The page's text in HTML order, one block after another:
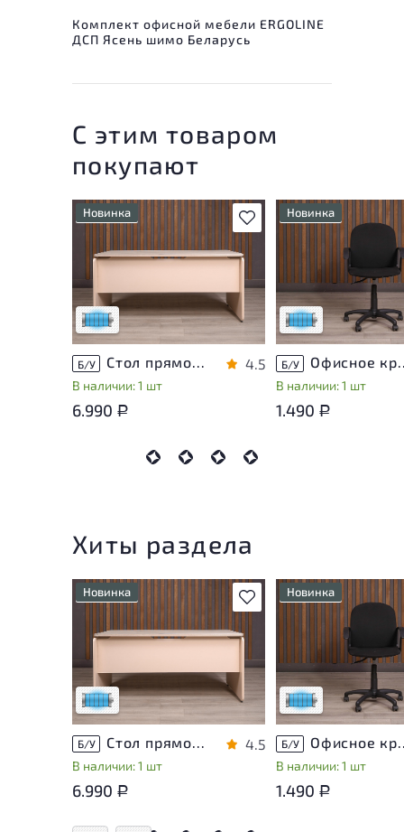
Комплект офисной мебели ERGOLINE
ДСП Ясень шимо Беларусь
С этим товаром
покупают
В избранное
Новинка
приближено к новому, могут
присутствовать
незначительные следы
эксплуатации
Низкая степень износа
Б/У Стол прямоугольный Accord ДСП Дуб Россия
В наличии: 1 шт
4.5
6.990 Р
Новинка
Состояние товара
приближено к
присутствовать
незначительные
эксплуатации
Низкая степень
Б/У Офисное
В наличии: 1 шт
1.490 Р
Хиты раздела
В избранное
Новинка
приближено к новому, могут
присутствовать
незначительные следы
эксплуатации
Низкая степень износа
Б/У Стол прямоугольный Accord ДСП Дуб Россия
В наличии: 1 шт
4.5
6.990 Р
Новинка
Состояние товара
приближено к
присутствовать
незначительные
эксплуатации
Низкая степень
Б/У Офисное
В наличии: 1 шт
1.490 Р